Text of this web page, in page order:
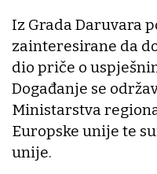
Iz Grada Daruvara
zainteresirane da
dio priče o
Događanje se
Ministarstva
Europske unije te
unije.